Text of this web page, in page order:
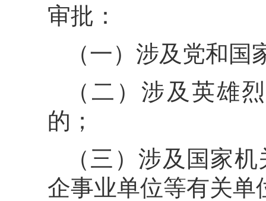
审批：
（一）涉及党和
（二）涉及英雄
的；
（三）涉及国家
企事业单位等有关单